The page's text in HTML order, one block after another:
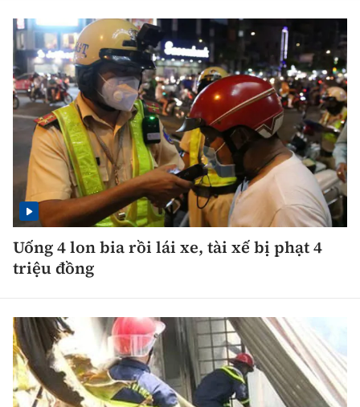
Uống 4 lon bia rồi lái xe, tài xế bị phạt 4
triệu đồng